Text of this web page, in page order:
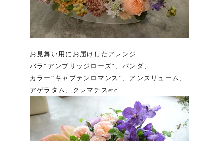
お見舞い用にお届けしたアレンジ
バラ“アンブリッジローズ”、バンダ、
カラー“キャプテンロマンス”、アンスリューム、
アゲラタム、クレマチスetc